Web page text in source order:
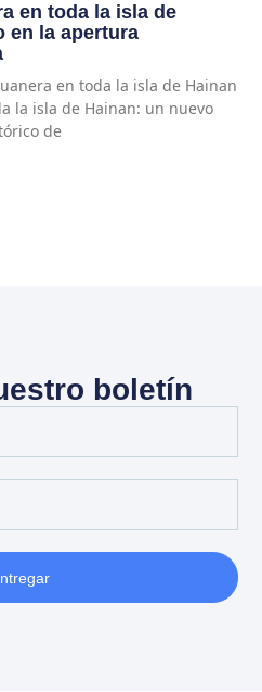
en toda la isla de
en la apertura
en toda la isla de Hainan
la isla de Hainan: un nuevo
de
boletín